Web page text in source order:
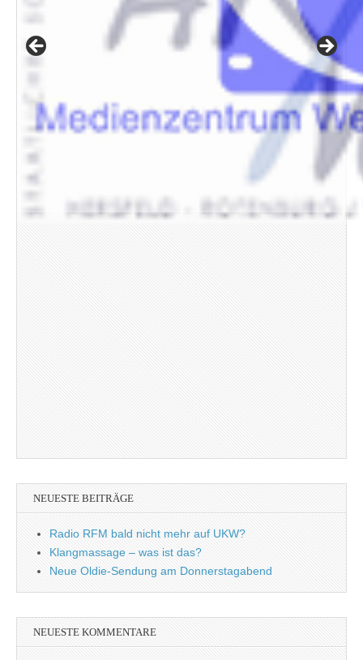
NEUESTE BEITRÄGE
Radio RFM bald nicht mehr auf UKW?
Klangmassage – was ist das?
Neue Oldie-Sendung am Donnerstagabend
NEUESTE KOMMENTARE